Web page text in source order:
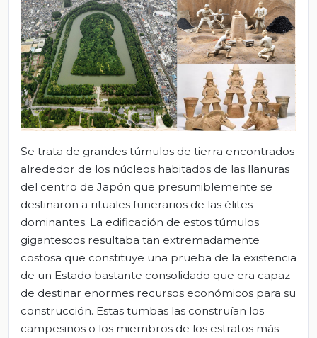
Se trata de grandes túmulos de tierra encontrados
alrededor de los núcleos habitados de las llanuras
del centro de Japón que presumiblemente se
destinaron a rituales funerarios de las élites
dominantes. La edificación de estos túmulos
gigantescos resultaba tan extremadamente
costosa que constituye una prueba de la existencia
de un Estado bastante consolidado que era capaz
de destinar enormes recursos económicos para su
construcción. Estas tumbas las construían los
campesinos o los miembros de los estratos más